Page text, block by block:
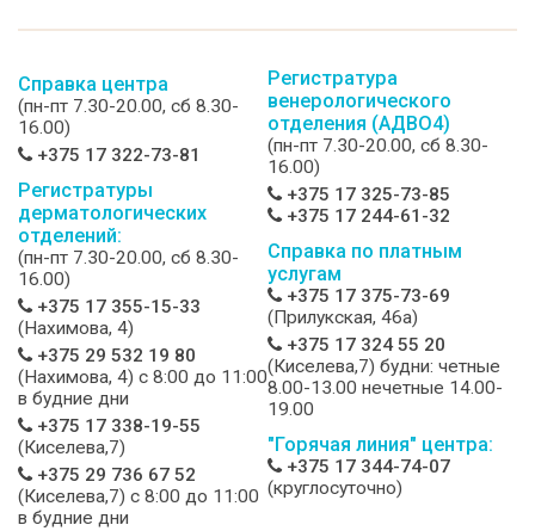
Справка центра
(пн-пт 7.30-20.00, сб 8.30-
16.00)
+375 17 322-73-81
Регистратуры
дерматологических
отделений:
(пн-пт 7.30-20.00, сб 8.30-
16.00)
+375 17 355-15-33
(Нахимова, 4)
+375 29 532 19 80
(Нахимова, 4) c 8:00 до 11:00
в будние дни
+375 17 338-19-55
(Киселева,7)
+375 29 736 67 52
(Киселева,7) c 8:00 до 11:00
в будние дни
Регистратура
венерологического
отделения (АДВО4)
(пн-пт 7.30-20.00, сб 8.30-
16.00)
+375 17 325-73-85
+375 17 244-61-32
Справка по платным
услугам
+375 17 375-73-69
(Прилукская, 46а)
+375 17 324 55 20
(Киселева,7) будни: четные
8.00-13.00 нечетные 14.00-
19.00
"Горячая линия" центра:
+375 17 344-74-07
(круглосуточно)